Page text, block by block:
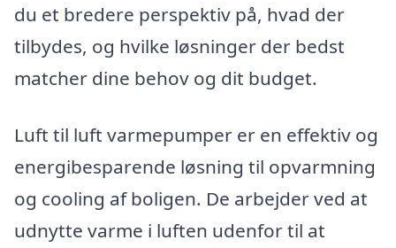
du et bredere perspektiv på, hvad der
tilbydes, og hvilke løsninger der bedst
matcher dine behov og dit budget.
Luft til luft varmepumper er en effektiv og
energibesparende løsning til opvarmning
og cooling af boligen. De arbejder ved at
udnytte varme i luften udenfor til at